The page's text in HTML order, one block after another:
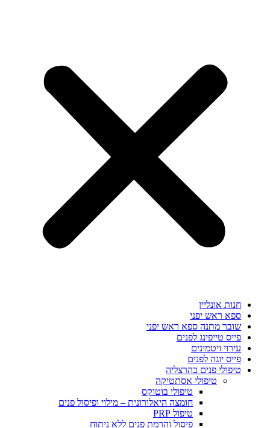
חנות אונליין
ספא ראש יפני
שובר מתנה ספא ראש יפני
פייס טייפינג לפנים
עירוי ויטמינים
פייס יוגה לפנים
טיפולי פנים בהרצליה
טיפולי אסתטיקה
טיפולי בוטוקס
חומצה היאלורונית – מילוי ופיסול פנים
טיפול PRP
פיסול והרמת פנים ללא ניתוח